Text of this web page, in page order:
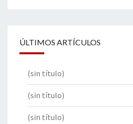
ÚLTIMOS ARTÍCULOS
(sin título)
(sin título)
(sin título)